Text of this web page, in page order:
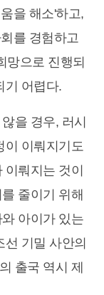
을 해소'하고,
를 경험하고
망으로 진행되
기 어렵다.
을 경우, 러시
이 이뤄지기도
뤄지는 것이
줄이기 위해
아이가 있는
기밀 사안의
출국 역시 제